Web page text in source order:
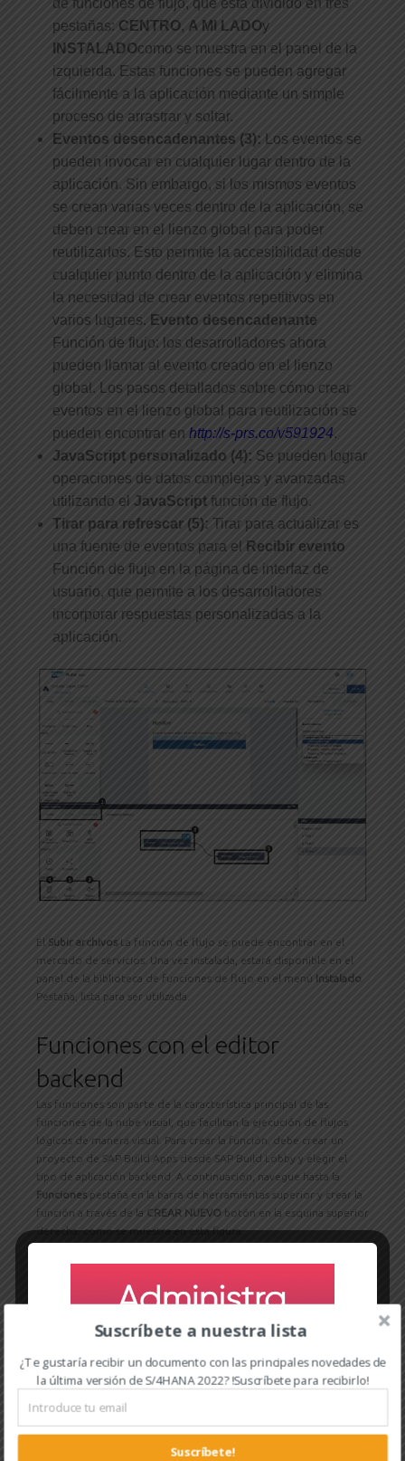
pestañas: CENTRO, A MI LADOy
INSTALADOcomo se muestra en el panel de la
izquierda. Estas funciones se pueden agregar
fácilmente a la aplicación mediante un simple
proceso de arrastrar y soltar.
Eventos desencadenantes (3):
Los eventos se
pueden invocar en cualquier lugar dentro de la
aplicación. Sin embargo, si los mismos eventos
se crean varias veces dentro de la aplicación, se
deben crear en el lienzo global para poder
reutilizarlos. Esto permite la accesibilidad desde
cualquier punto dentro de la aplicación y elimina
la necesidad de crear eventos repetitivos en
varios lugares. Evento desencadenante
Función de flujo: los desarrolladores ahora
pueden llamar al evento creado en el lienzo
global. Los pasos detallados sobre cómo crear
eventos en el lienzo global para reutilización se
pueden encontrar en http://s-prs.co/v591924.
JavaScript personalizado (4): Se pueden lograr
operaciones de datos complejas y avanzadas
utilizando el JavaScript función de flujo.
Tirar para refrescar (5): Tirar para actualizar es
una fuente de eventos para el
Recibir evento
Función de flujo en la página de interfaz de
usuario, que permite a los desarrolladores
incorporar respuestas personalizadas a la
aplicación.
El Subir archivos La función de flujo se puede encontrar en el
mercado de servicios. Una vez instalada, estará disponible en el
panel de la biblioteca de funciones de flujo en el menú Instalado
Pestaña, lista para ser utilizada.
Funciones con el editor
backend
Las funciones son parte de la característica principal de las
funciones de la nube visual, que facilitan la ejecución de flujos
lógicos de manera visual. Para crear la función, debe crear un
proyecto de SAP Build Apps desde SAP Build Lobby y elegir el
tipo de aplicación backend. A continuación, navegue hasta la
Funciones pestaña en la barra de herramientas superior y crear la
función a través de la CREAR NUEVO botón en la esquina superior
derecha, como se muestra en esta figura.
Suscríbete a nuestra lista
¿Te gustaría recibir un documento con las principales novedades de
la última versión de S/4HANA 2022? !Suscríbete para recibirlo!
Suscríbete!